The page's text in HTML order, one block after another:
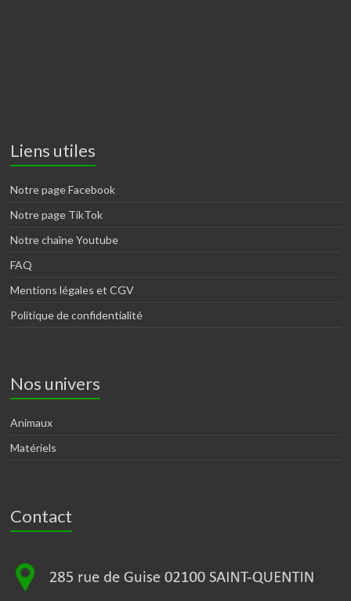
Liens utiles
Notre page Facebook
Notre page TikTok
Notre chaîne Youtube
FAQ
Mentions légales et CGV
Politique de confidentialité
Nos univers
Animaux
Matériels
Contact